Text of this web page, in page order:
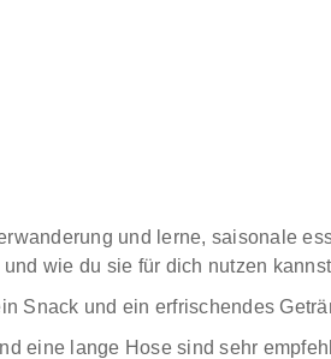
und lerne, saisonale
wie du sie für dich nutzen
Snack und ein erfrischendes
eine lange Hose sind sehr